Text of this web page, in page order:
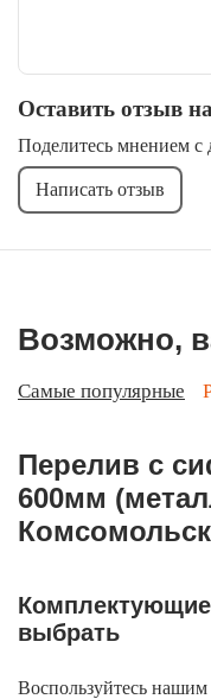
Оставить отзыв
Поделитесь мнением с
Написать отзыв
Возможно,
Самые популярные
Перелив с
600мм
Комплектующие
выбрать
Воспользуйтесь